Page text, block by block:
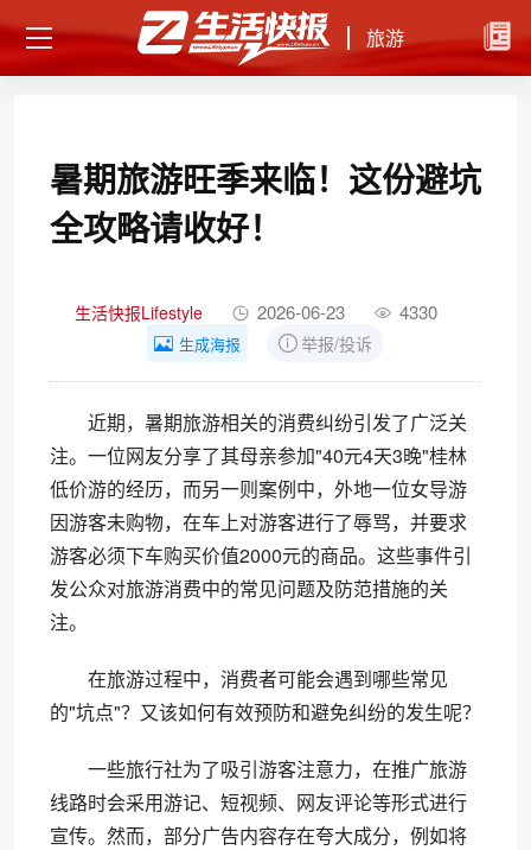
旅游
暑期旅游旺季来临！这份避坑
全攻略请收好！
生活快报Lifestyle 2026-06-23 4330
生成海报 举报/投诉
近期，暑期旅游相关的消费纠纷引发了广泛关
注。一位网友分享了其母亲参加"40元4天3晚"桂林
低价游的经历，而另一则案例中，外地一位女导游
因游客未购物，在车上对游客进行了辱骂，并要求
游客必须下车购买价值2000元的商品。这些事件引
发公众对旅游消费中的常见问题及防范措施的关
注。
在旅游过程中，消费者可能会遇到哪些常见
的"坑点"？又该如何有效预防和避免纠纷的发生呢？
一些旅行社为了吸引游客注意力，在推广旅游
线路时会采用游记、短视频、网友评论等形式进行
宣传。然而，部分广告内容存在夸大成分，例如将